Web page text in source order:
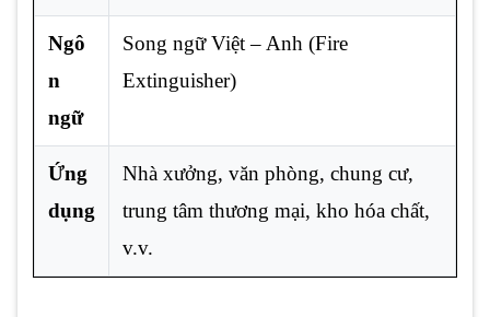
Ngô
n
ngữ
Song ngữ Việt – Anh (Fire
Extinguisher)
Ứng
dụng
Nhà xưởng, văn phòng, chung cư,
trung tâm thương mại, kho hóa chất,
v.v.